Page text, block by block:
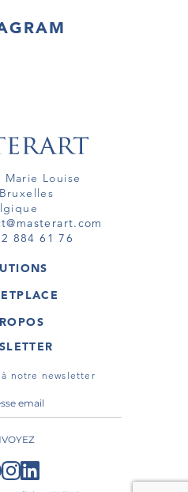
Marie Louise
884 61 76
VIRTUEL
D'ART
VIRTUELS
GÉNÉRALES
notre newsletter